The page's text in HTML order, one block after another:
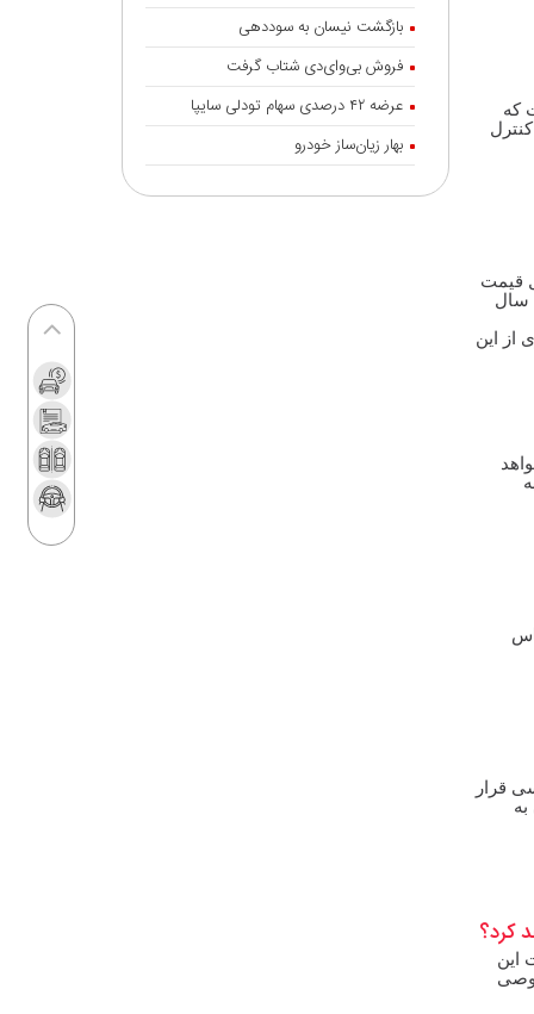
که
قیمت
سال
از این
قرار
کرد؟
این
نسخه درمان «ناک» خودرو چیست؟
سامانه آنلاین پیگیری قرارداد‌ و زمان تحویل
نیسان ترا رونمایی شد
آغاز به کار «میز خدمات» گروه پرشیا
موبیلیتی
درآمدزایی دولت از واردات خودرو
بازگشت نیسان به سوددهی
فروش بی‌وای‌دی شتاب گرفت
عرضه ۴۲ درصدی سهام تودلی سایپا
بهار زیان‌ساز خودرو